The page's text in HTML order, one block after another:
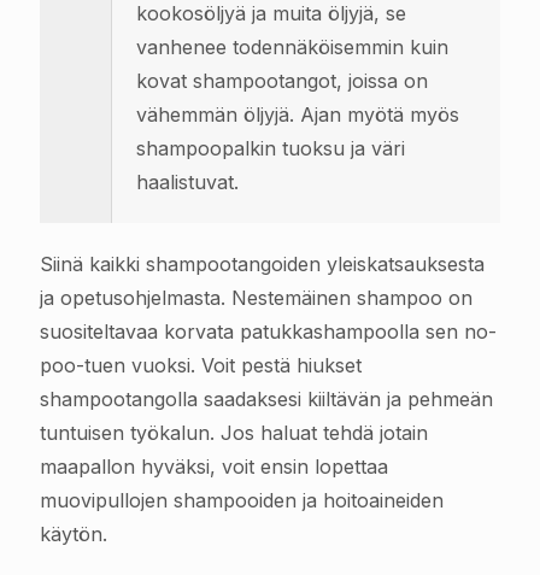
kookosöljyä ja muita öljyjä, se
vanhenee todennäköisemmin kuin
kovat shampootangot, joissa on
vähemmän öljyjä. Ajan myötä myös
shampoopalkin tuoksu ja väri
haalistuvat.
Siinä kaikki shampootangoiden yleiskatsauksesta
ja opetusohjelmasta. Nestemäinen shampoo on
suositeltavaa korvata patukkashampoolla sen no-
poo-tuen vuoksi. Voit pestä hiukset
shampootangolla saadaksesi kiiltävän ja pehmeän
tuntuisen työkalun. Jos haluat tehdä jotain
maapallon hyväksi, voit ensin lopettaa
muovipullojen shampooiden ja hoitoaineiden
käytön.